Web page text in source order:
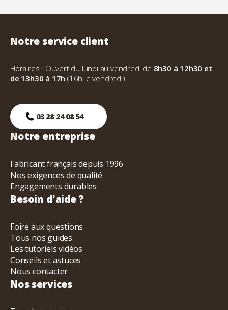
Notre service client
Horaires : Ouvert du lundi au vendredi de 8h30 à 12h30 et
de 13h30 à 17h(16h le vendredi).
03 28 24 08 54
Notre entreprise
Fabricant français depuis 1996
Nos exigences de qualité
Engagements durables
Besoin d'aide ?
Foire aux questions
Tous nos guides
Les tutoriels vidéos
Conseils et astuces
Nous contacter
Nos services